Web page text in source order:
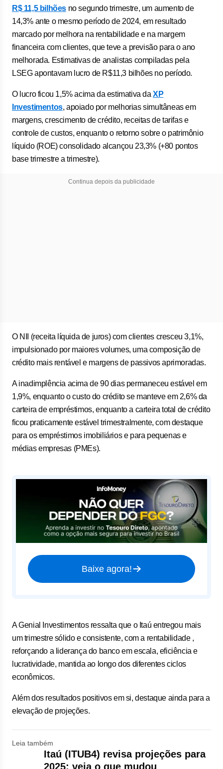
R$ 11,5 bilhões no segundo trimestre, um aumento de
14,3% ante o mesmo período de 2024, em resultado
marcado por melhora na rentabilidade e na margem
financeira com clientes, que teve a previsão para o ano
melhorada. Estimativas de analistas compiladas pela
LSEG apontavam lucro de R$11,3 bilhões no período.
O lucro ficou 1,5% acima da estimativa daXP
Investimentos, apoiado por melhorias simultâneas em
margens, crescimento de crédito, receitas de tarifas e
controle de custos, enquanto o retorno sobre o patrimônio
líquido (ROE) consolidado alcançou 23,3% (+80 pontos
base trimestre a trimestre).
Continua depois da publicidade
O NII (receita líquida de juros) com clientes cresceu 3,1%,
impulsionado por maiores volumes, uma composição de
crédito mais rentável e margens de passivos aprimoradas.
A inadimplência acima de 90 dias permaneceu estável em
1,9%, enquanto o custo do crédito se manteve em 2,6% da
carteira de empréstimos, enquanto a carteira total de crédito
ficou praticamente estável trimestralmente, com destaque
para os empréstimos imobiliários e para pequenas e
médias empresas (PMEs).
Baixe agora!
A Genial Investimentos ressalta que o Itaú entregou mais
um trimestre sólido e consistente, com a rentabilidade ,
reforçando a liderança do banco em escala, eficiência e
lucratividade, mantida ao longo dos diferentes ciclos
econômicos.
Além dos resultados positivos em si, destaque ainda para a
elevação de projeções.
Leia também
Itaú (ITUB4) revisa projeções para
2025; veja o que mudou